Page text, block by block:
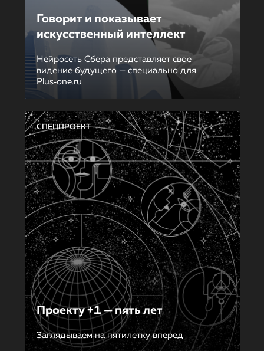
Говорит и показывает
искусственный интеллект
Нейросеть Сбера представляет свое
видение будущего — специально для
Plus‑one.ru
СПЕЦПРОЕКТ
Проекту +1 — пять лет
Заглядываем на пятилетку вперед